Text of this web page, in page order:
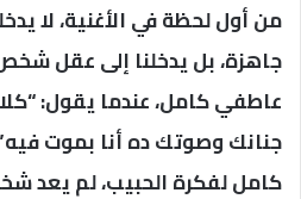
من أول لحظة في الأغنية، لا
جاهزة، بل يدخلنا إلى عقل
عاطفي كامل، عندما يقول:
جنانك وصوتك ده أنا بموت
كامل لفكرة الحبيب، لم يعد